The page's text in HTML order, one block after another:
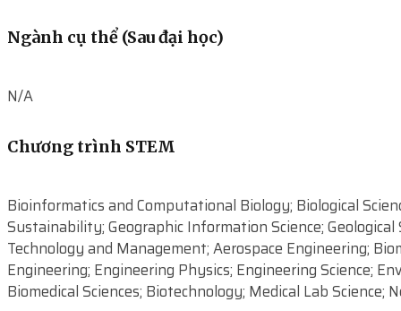
Ngành cụ thể (Sau đại học)
N/A
Chương trình STEM
Bioinformatics and Computational Biology; Biological
Sustainability; Geographic Information Science;
Technology and Management; Aerospace Engineering;
Engineering; Engineering Physics; Engineering Science;
Biomedical Sciences; Biotechnology; Medical Lab